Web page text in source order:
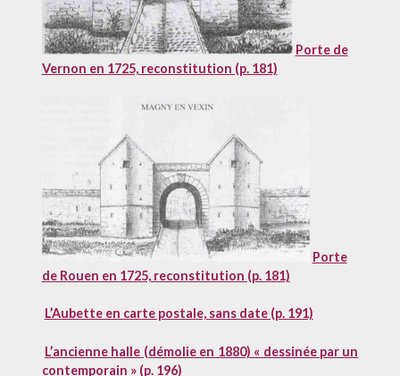
Porte de
Vernon en 1725, reconstitution (p. 181)
Porte
de Rouen en 1725, reconstitution (p. 181)
L’Aubette en carte postale, sans date (p. 191)
L’ancienne halle (démolie en 1880) « dessinée par un
contemporain » (p. 196)